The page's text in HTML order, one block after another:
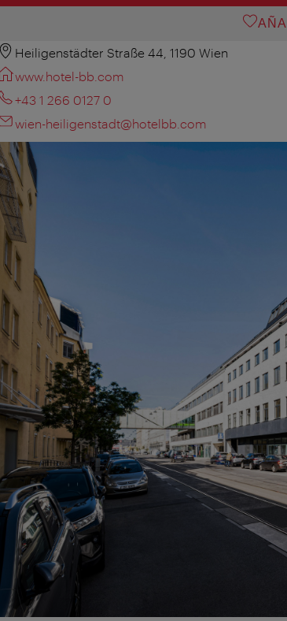
Heiligenstädter Straße 44, 1190 Wien
www.hotel-bb.com
+43 1 266 0127 0
wien-heiligenstadt@hotelbb.com